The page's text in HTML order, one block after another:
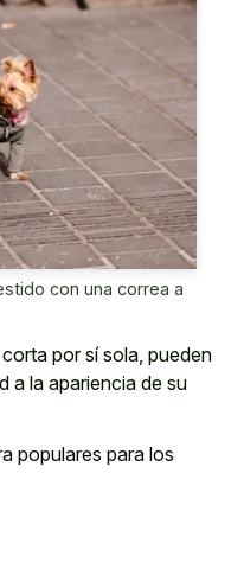
con una correa a
por sí sola, pueden
a la apariencia de su
populares para los